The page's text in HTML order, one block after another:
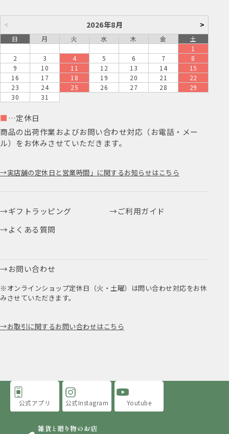
< 2026年8月 >
日 月 火 水 木 金
土
1
2
3 4 5 6 7
8
9
10 11 12 13 14
15
16
17 18 19 20 21
22
23
24 25 26 27 28
29
30
31
■ …定休日
商品の出荷作業およびお問い合わせ対応（お電話・メー
ル）をお休みさせていただきます。
実店舗の定休日と営業時間」に関するお知らせはこちら
ギフトラッピング
ご利用ガイド
よくある質問
お問い合わせ
※オンラインショップ定休日（火・土曜）は問い合わせ対応をお休
みさせていただきます。
お取引に関するお問い合わせはこちら
公式アプリ 公式Instagram Youtube